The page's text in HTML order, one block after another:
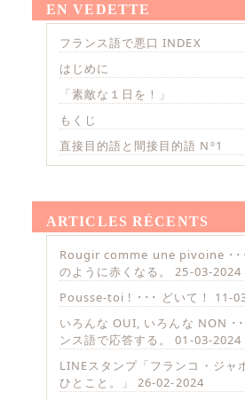
EN VEDETTE
フランス語で悪口 INDEX
はじめに
「素敵な１日を！」
もくじ
直接目的語と間接目的語 Nº1
ARTICLES RÉCENTS
Rougir comme une pivoine ･･
のように赤くなる。
25-03-2024
Pousse-toi ! ･･･ どいて！
11-
いろんな OUI, いろんな NON ･
ンス語で応答する。
01-03-2024
LINEスタンプ「フランコ・ジャ
ひとこと。」
26-02-2024